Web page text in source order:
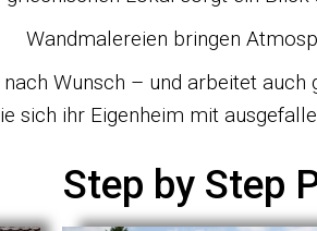
Wandmalereien bringen
Wunsch – und arbeitet
sich ihr Eigenheim mit
Step by Step